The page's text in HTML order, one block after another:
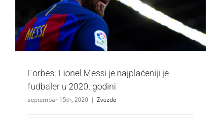
godini
Zvezde
Forbes: Lionel Messi je najplaćeniji je
fudbaler u 2020. godini
septembar 15th, 2020 | Zvezde